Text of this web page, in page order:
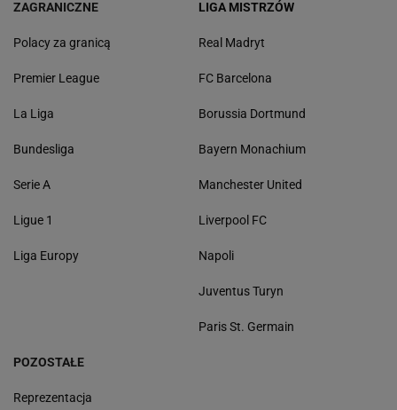
ZAGRANICZNE
Polacy za granicą
Premier League
La Liga
Bundesliga
Serie A
Ligue 1
Liga Europy
LIGA MISTRZÓW
Real Madryt
FC Barcelona
Borussia Dortmund
Bayern Monachium
Manchester United
Liverpool FC
Napoli
Juventus Turyn
Paris St. Germain
POZOSTAŁE
Reprezentacja